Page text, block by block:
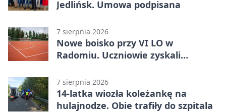
Jedlińsk. Umowa podpisana
7 sierpnia 2026
Nowe boisko przy VI LO w
Radomiu. Uczniowie zyskali
7 sierpnia 2026
14-latka wiozła koleżankę na
hulajnodze. Obie trafiły do szpitala